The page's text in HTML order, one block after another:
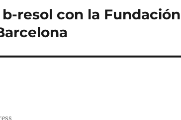
resol con la